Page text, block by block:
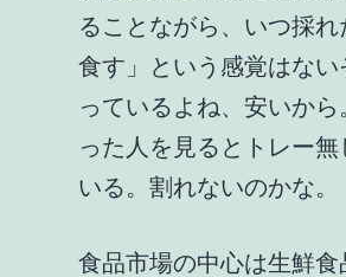
ることながら、いつ採
食す」という感覚はな
っているよね、安いか
った人を見るとトレー
いる。割れないのかな。
食品市場の中心は生鮮